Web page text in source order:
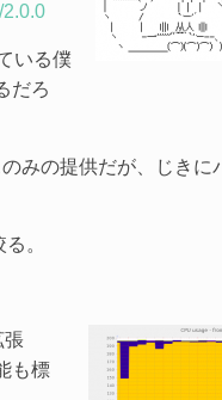
いる僕
だろ
みの提供だが、じきに
。
張
も標